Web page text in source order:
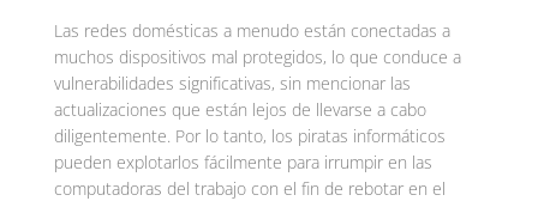
Las redes domésticas a menudo están conectadas a
muchos dispositivos mal protegidos, lo que conduce a
vulnerabilidades significativas, sin mencionar las
actualizaciones que están lejos de llevarse a cabo
diligentemente. Por lo tanto, los piratas informáticos
pueden explotarlos fácilmente para irrumpir en las
computadoras del trabajo con el fin de rebotar en el